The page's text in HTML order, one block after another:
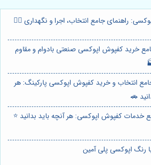
راهنمای جامع انتخاب، اجرا و نگهداری 👷‍♂️
خرید کفپوش اپوکسی صنعتی بادوام و مقاوم
انتخاب و خرید کفپوش اپوکسی پارکینگ: هر
🚗
خدمات کفپوش اپوکسی: هر آنچه باید بدانید ⭐️
رنگ اپوکسی پلی آمین